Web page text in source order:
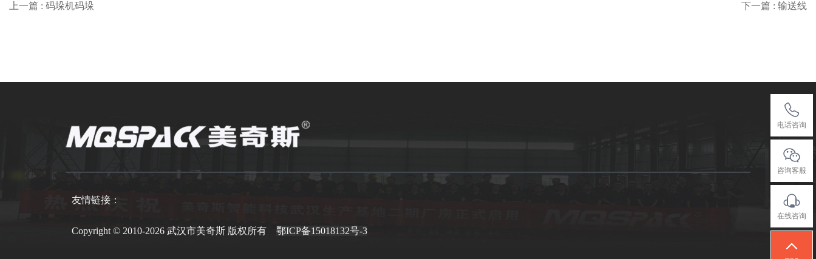
上一篇 : 码垛机码垛 下一篇 : 输送线
电话咨询
咨询客服
在线咨询
友情链接：
Copyright © 2010-2026 武汉市美奇斯 版权所有 鄂ICP备15018132号-3